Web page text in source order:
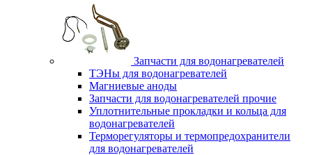
Запчасти для водонагревателей
ТЭНы для водонагревателей
Магниевые аноды
Запчасти для водонагревателей прочие
Уплотнительные прокладки и кольца для
водонагревателей
Терморегуляторы и термопредохранители
для водонагревателей